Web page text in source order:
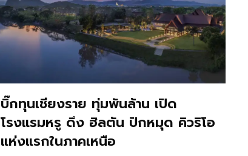
บิ๊กทุนเชียงราย ทุ่มพันล้าน เปิด
โรงแรมหรู ดึง ฮิลตัน ปักหมุด คิวริโอ
แห่งแรกในภาคเหนือ